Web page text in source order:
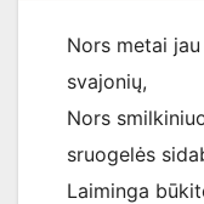
Nors metai
svajonių,
Nors
sruogelės
Laiminga